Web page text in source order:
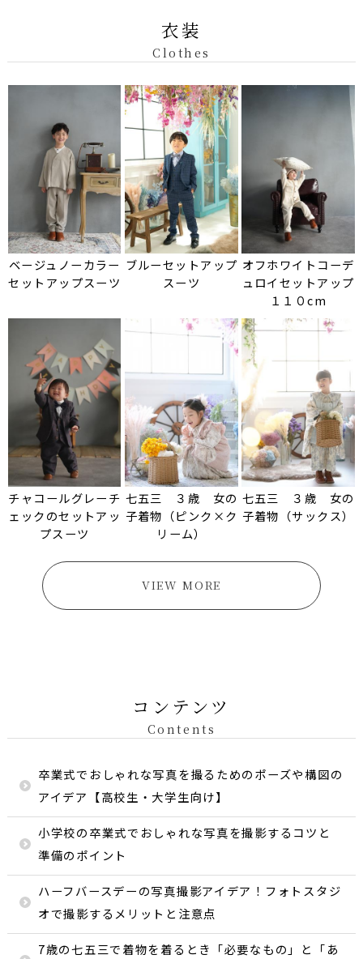
衣装
Clothes
ベージュノーカラー
セットアップスーツ
ブルーセットアップ
スーツ
オフホワイトコーデ
ュロイセットアップ
１１０cm
チャコールグレーチ
ェックのセットアッ
プスーツ
七五三 ３歳 女の
子着物（ピンク×ク
リーム）
七五三 ３歳 女の
子着物（サックス）
VIEW MORE
コンテンツ
Contents
卒業式でおしゃれな写真を撮るためのポーズや構図の
アイデア【高校生・大学生向け】
小学校の卒業式でおしゃれな写真を撮影するコツと
準備のポイント
ハーフバースデーの写真撮影アイデア！フォトスタジ
オで撮影するメリットと注意点
7歳の七五三で着物を着るとき「必要なもの」と「あ